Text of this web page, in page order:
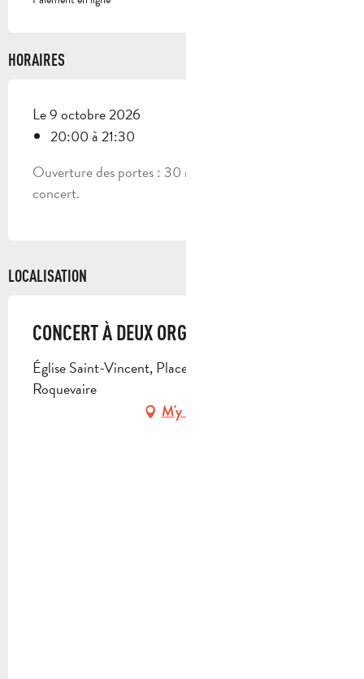
HORAIRES
Le 9 octobre 2026
20:00 à 21:30
Ouverture des portes : 30 minutes avant le début du
concert.
LOCALISATION
CONCERT À DEUX ORGUES
Église Saint-Vincent, Place de l'Eglise, 13360
Roquevaire
M'y rendre